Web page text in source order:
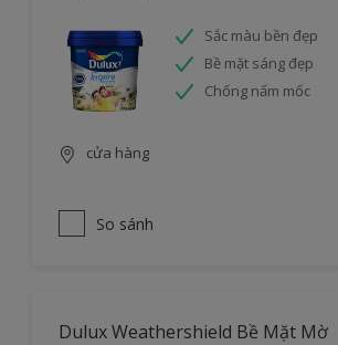
Sắc màu bền đẹp
Bề mặt sáng đẹp
Chống nấm mốc
cửa hàng
So sánh
Dulux Weathershield Bề Mặt Mờ